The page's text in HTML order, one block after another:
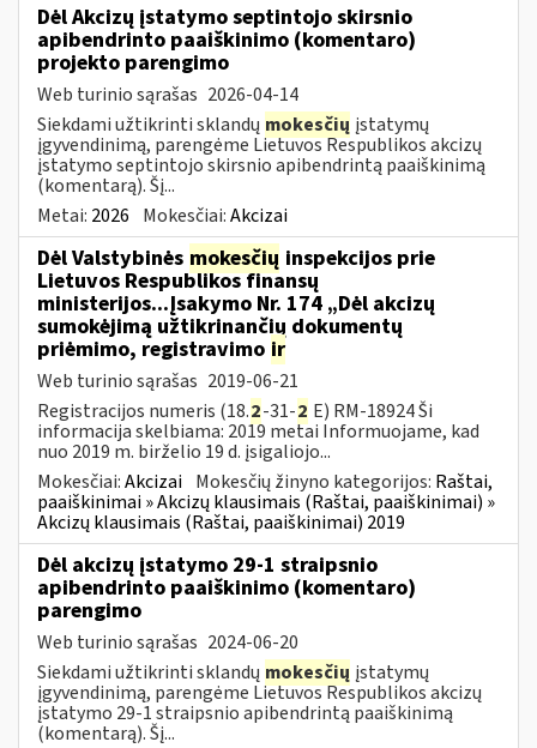
Dėl Akcizų įstatymo septintojo skirsnio
apibendrinto paaiškinimo (komentaro)
projekto parengimo
Web turinio sąrašas 2026-04-14
Siekdami užtikrinti sklandų mokesčių įstatymų
įgyvendinimą, parengėme Lietuvos Respublikos akcizų
įstatymo septintojo skirsnio apibendrintą paaiškinimą
(komentarą). Šį...
Metai: 2026 Mokesčiai:Akcizai
Dėl Valstybinės mokesčių inspekcijos prie
Lietuvos Respublikos finansų
ministerijos...Įsakymo Nr. 174 „Dėl akcizų
sumokėjimą užtikrinančių dokumentų
priėmimo, registravimo ir
Web turinio sąrašas 2019-06-21
Registracijos numeris (18.2-31-2 E) RM-18924 Ši
informacija skelbiama: 2019 metai Informuojame, kad
nuo 2019 m. birželio 19 d. įsigaliojo...
Mokesčiai:Akcizai Mokesčių žinyno kategorijos: Raštai,
paaiškinimai » Akcizų klausimais (Raštai, paaiškinimai) »
Akcizų klausimais (Raštai, paaiškinimai) 2019
Dėl akcizų įstatymo 29-1 straipsnio
apibendrinto paaiškinimo (komentaro)
parengimo
Web turinio sąrašas 2024-06-20
Siekdami užtikrinti sklandų mokesčių įstatymų
įgyvendinimą, parengėme Lietuvos Respublikos akcizų
įstatymo 29-1 straipsnio apibendrintą paaiškinimą
(komentarą). Šį...